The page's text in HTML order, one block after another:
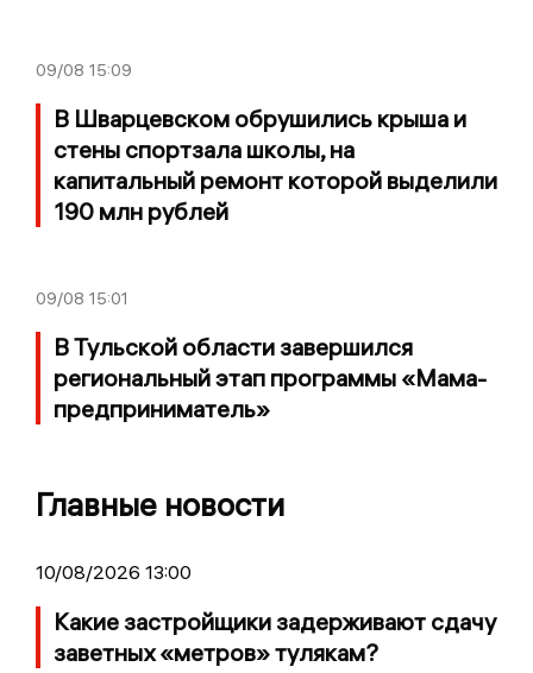
09/08 15:09
В Шварцевском обрушились крыша и
стены спортзала школы, на
капитальный ремонт которой выделили
190 млн рублей
09/08 15:01
В Тульской области завершился
региональный этап программы «Мама-
предприниматель»
Главные новости
10/08/2026 13:00
Какие застройщики задерживают сдачу
заветных «метров» тулякам?